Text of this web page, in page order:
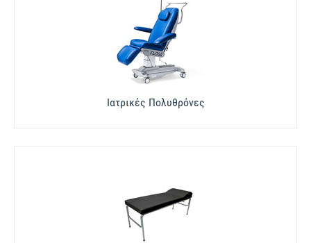
Ιατρικές Πολυθρόνες